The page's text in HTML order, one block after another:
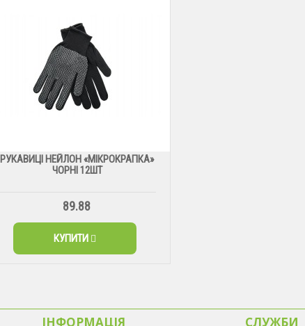
РУКАВИЦІ НЕЙЛОН «МІКРОКРАПКА»
ЧОРНІ 12ШТ
89.88
КУПИТИ
ІНФОРМАЦІЯ CЛУЖБИ